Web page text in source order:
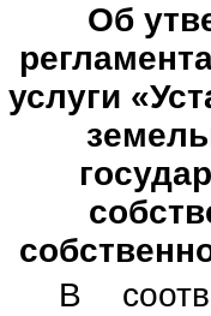
Об
услуги
В